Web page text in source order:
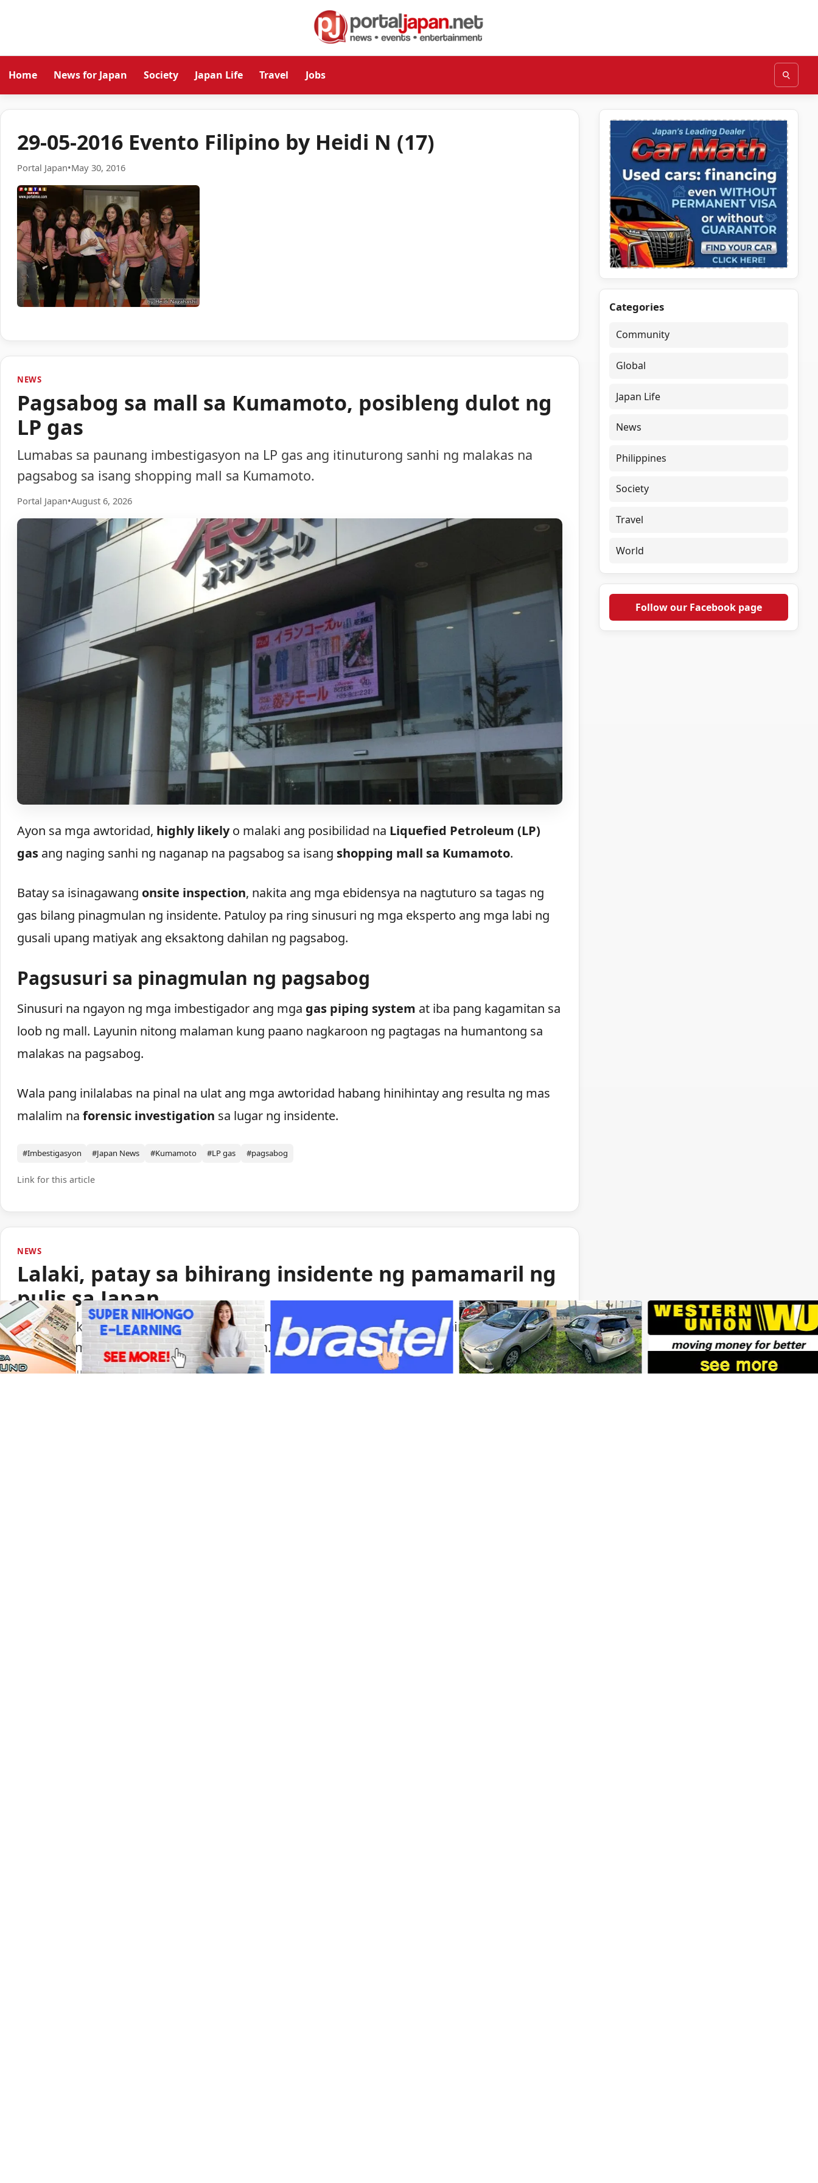
Home News for Japan Society Japan Life Travel Jobs
29-05-2016 Evento Filipino by Heidi N (17)
Portal Japan•May 30, 2016
NEWS
Pagsabog sa mall sa Kumamoto, posibleng dulot ng
LP gas
Lumabas sa paunang imbestigasyon na LP gas ang itinuturong sanhi ng malakas na
pagsabog sa isang shopping mall sa Kumamoto.
Portal Japan•August 6, 2026
Ayon sa mga awtoridad, highly likelyo malaki ang posibilidad na Liquefied Petroleum (LP)
gasang naging sanhi ng naganap na pagsabog sa isang shopping mall sa Kumamoto.
Batay sa isinagawang onsite inspection, nakita ang mga ebidensya na nagtuturo sa tagas ng
gas bilang pinagmulan ng insidente. Patuloy pa ring sinusuri ng mga eksperto ang mga labi ng
gusali upang matiyak ang eksaktong dahilan ng pagsabog.
Pagsusuri sa pinagmulan ng pagsabog
Sinusuri na ngayon ng mga imbestigador ang mga gas piping system at iba pang kagamitan sa
loob ng mall. Layunin nitong malaman kung paano nagkaroon ng pagtagas na humantong sa
malakas na pagsabog.
Wala pang inilalabas na pinal na ulat ang mga awtoridad habang hinihintay ang resulta ng mas
malalim na forensic investigation sa lugar ng insidente.
#Imbestigasyon #Japan News #Kumamoto #LP gas #pagsabog
Link for this article
NEWS
Lalaki, patay sa bihirang insidente ng pamamaril ng
pulis sa Japan
Isang lalaki ang nasawi matapos barilin ng mga awtoridad sa isang bihirang insidente
ng paggamit ng baril ng pulisya sa Japan.
Portal Japan•August 6, 2026
Categories
Community
Global
Japan Life
News
Philippines
Society
Travel
World
Follow our Facebook page